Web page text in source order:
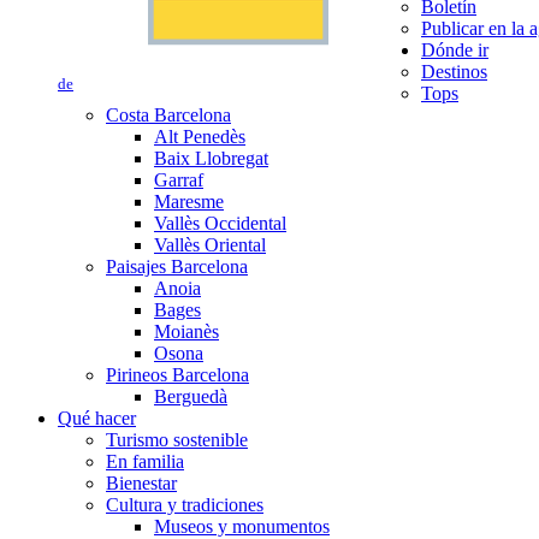
de
Boletín
Publicar en la
Dónde ir
Destinos
Tops
Costa Barcelona
Alt Penedès
Baix Llobregat
Garraf
Maresme
Vallès Occidental
Vallès Oriental
Paisajes Barcelona
Anoia
Bages
Moianès
Osona
Pirineos Barcelona
Berguedà
Qué hacer
Turismo sostenible
En familia
Bienestar
Cultura y tradiciones
Museos y monumentos